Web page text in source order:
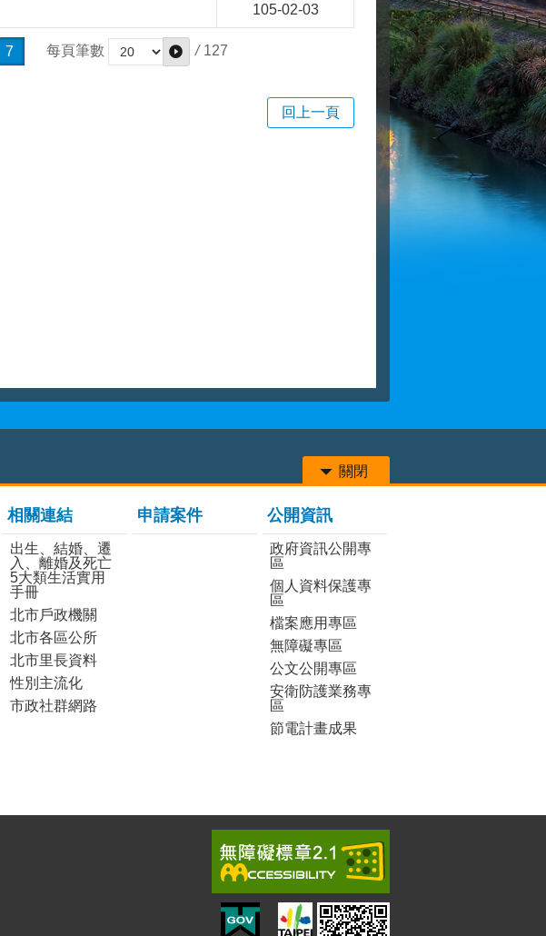
105-02-03
7 每頁筆數 / 127
回上一頁
關閉
相關連結
出生、結婚、遷
入、離婚及死亡
5大類生活實用
手冊
北市戶政機關
北市各區公所
北市里長資料
性別主流化
市政社群網路
申請案件 公開資訊
政府資訊公開專
區
個人資料保護專
區
檔案應用專區
無障礙專區
公文公開專區
安衛防護業務專
區
節電計畫成果